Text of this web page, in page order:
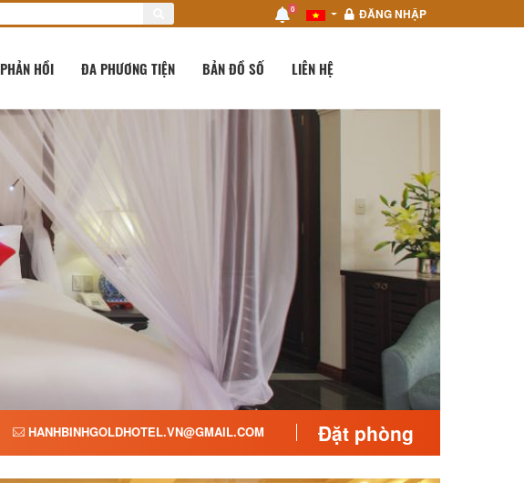
0 ĐĂNG NHẬP
PHẢN HỒI ĐA PHƯƠNG TIỆN BẢN ĐỒ SỐ LIÊN HỆ
HANHBINHGOLDHOTEL.VN@GMAIL.COM Đặt phòng